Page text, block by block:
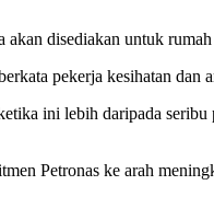
akan disediakan untuk
pekerja kesihatan dan
ini lebih daripada
Petronas ke arah